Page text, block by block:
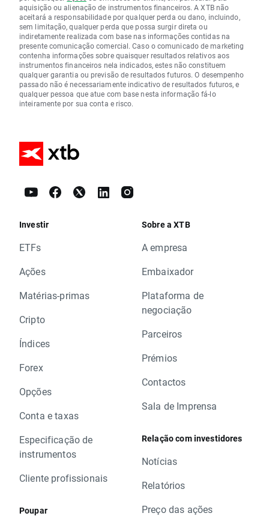
aquisição ou alienação de instrumentos financeiros. A XTB não
aceitará a responsabilidade por qualquer perda ou dano, incluindo,
sem limitação, qualquer perda que possa surgir direta ou
indiretamente realizada com base nas informações contidas na
presente comunicação comercial. Caso o comunicado de marketing
contenha informações sobre quaisquer resultados relativos aos
instrumentos financeiros nela indicados, estes não constituem
qualquer garantia ou previsão de resultados futuros. O desempenho
passado não é necessariamente indicativo de resultados futuros, e
qualquer pessoa que atue com base nesta informação fá-lo
inteiramente por sua conta e risco.
Investir
ETFs
Ações
Matérias-primas
Cripto
Índices
Forex
Opções
Conta e taxas
Especificação de
instrumentos
Cliente profissionais
Poupar
Sobre a XTB
A empresa
Embaixador
Plataforma de
negociação
Parceiros
Prémios
Contactos
Sala de Imprensa
Relação com investidores
Notícias
Relatórios
Preço das ações